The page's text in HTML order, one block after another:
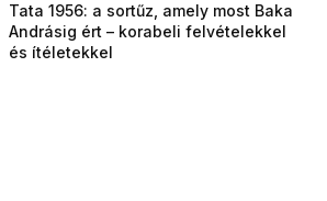
Tata 1956: a sortűz, amely most Baka
Andrásig ért – korabeli felvételekkel
és ítéletekkel